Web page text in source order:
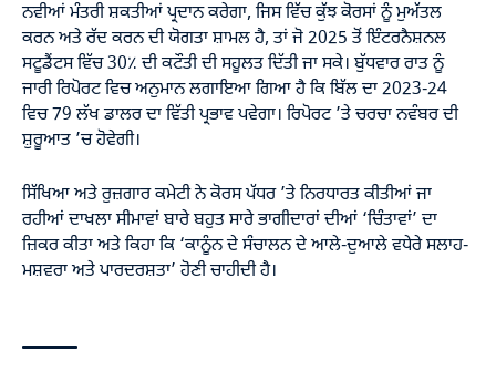
ਨਵੀਆਂ ਮੰਤਰੀ ਸ਼ਕਤੀਆਂ ਪ੍ਰਦਾਨ ਕਰੇਗਾ, ਜਿਸ ਵਿੱਚ ਕੁੱਝ ਕੋਰਸਾਂ ਨੂੰ ਮੁਅੱਤਲ
ਕਰਨ ਅਤੇ ਰੱਦ ਕਰਨ ਦੀ ਯੋਗਤਾ ਸ਼ਾਮਲ ਹੈ, ਤਾਂ ਜੋ 2025 ਤੋਂ ਇੰਟਰਨੈਸ਼ਨਲ
ਸਟੂਡੈਂਟਸ ਵਿੱਚ 30٪ ਦੀ ਕਟੌਤੀ ਦੀ ਸਹੂਲਤ ਦਿੱਤੀ ਜਾ ਸਕੇ। ਬੁੱਧਵਾਰ ਰਾਤ ਨੂੰ
ਜਾਰੀ ਰਿਪੋਰਟ ਵਿਚ ਅਨੁਮਾਨ ਲਗਾਇਆ ਗਿਆ ਹੈ ਕਿ ਬਿੱਲ ਦਾ 2023-24
ਵਿਚ 79 ਲੱਖ ਡਾਲਰ ਦਾ ਵਿੱਤੀ ਪ੍ਰਭਾਵ ਪਵੇਗਾ। ਰਿਪੋਰਟ ’ਤੇ ਚਰਚਾ ਨਵੰਬਰ ਦੀ
ਸ਼ੁਰੂਆਤ ’ਚ ਹੋਵੇਗੀ।
ਸਿੱਖਿਆ ਅਤੇ ਰੁਜ਼ਗਾਰ ਕਮੇਟੀ ਨੇ ਕੋਰਸ ਪੱਧਰ ’ਤੇ ਨਿਰਧਾਰਤ ਕੀਤੀਆਂ ਜਾ
ਰਹੀਆਂ ਦਾਖਲਾ ਸੀਮਾਵਾਂ ਬਾਰੇ ਬਹੁਤ ਸਾਰੇ ਭਾਗੀਦਾਰਾਂ ਦੀਆਂ ‘ਚਿੰਤਾਵਾਂ’ ਦਾ
ਜ਼ਿਕਰ ਕੀਤਾ ਅਤੇ ਕਿਹਾ ਕਿ ‘ਕਾਨੂੰਨ ਦੇ ਸੰਚਾਲਨ ਦੇ ਆਲੇ-ਦੁਆਲੇ ਵਧੇਰੇ ਸਲਾਹ-
ਮਸ਼ਵਰਾ ਅਤੇ ਪਾਰਦਰਸ਼ਤਾ’ ਹੋਣੀ ਚਾਹੀਦੀ ਹੈ।